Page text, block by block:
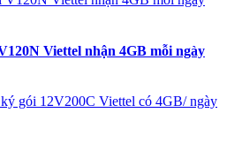
Viettel nhận 4GB mỗi ngày